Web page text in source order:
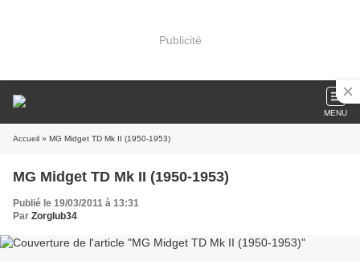
Publicité
MENU
Accueil » MG Midget TD Mk II (1950-1953)
MG Midget TD Mk II (1950-1953)
Publié le 19/03/2011 à 13:31
Par Zorglub34